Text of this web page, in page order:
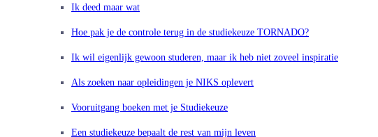
Ik deed maar wat
Hoe pak je de controle terug in de studiekeuze TORNADO?
Ik wil eigenlijk gewoon studeren, maar ik heb niet zoveel inspiratie
Als zoeken naar opleidingen je NIKS oplevert
Vooruitgang boeken met je Studiekeuze
Een studiekeuze bepaalt de rest van mijn leven